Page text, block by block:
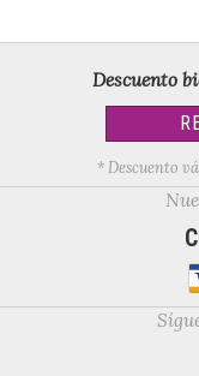
Descuento
* Descuento